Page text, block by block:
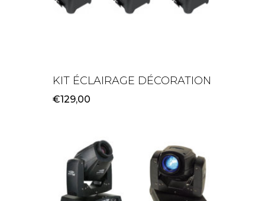
KIT ÉCLAIRAGE DÉCORATION
€129,00